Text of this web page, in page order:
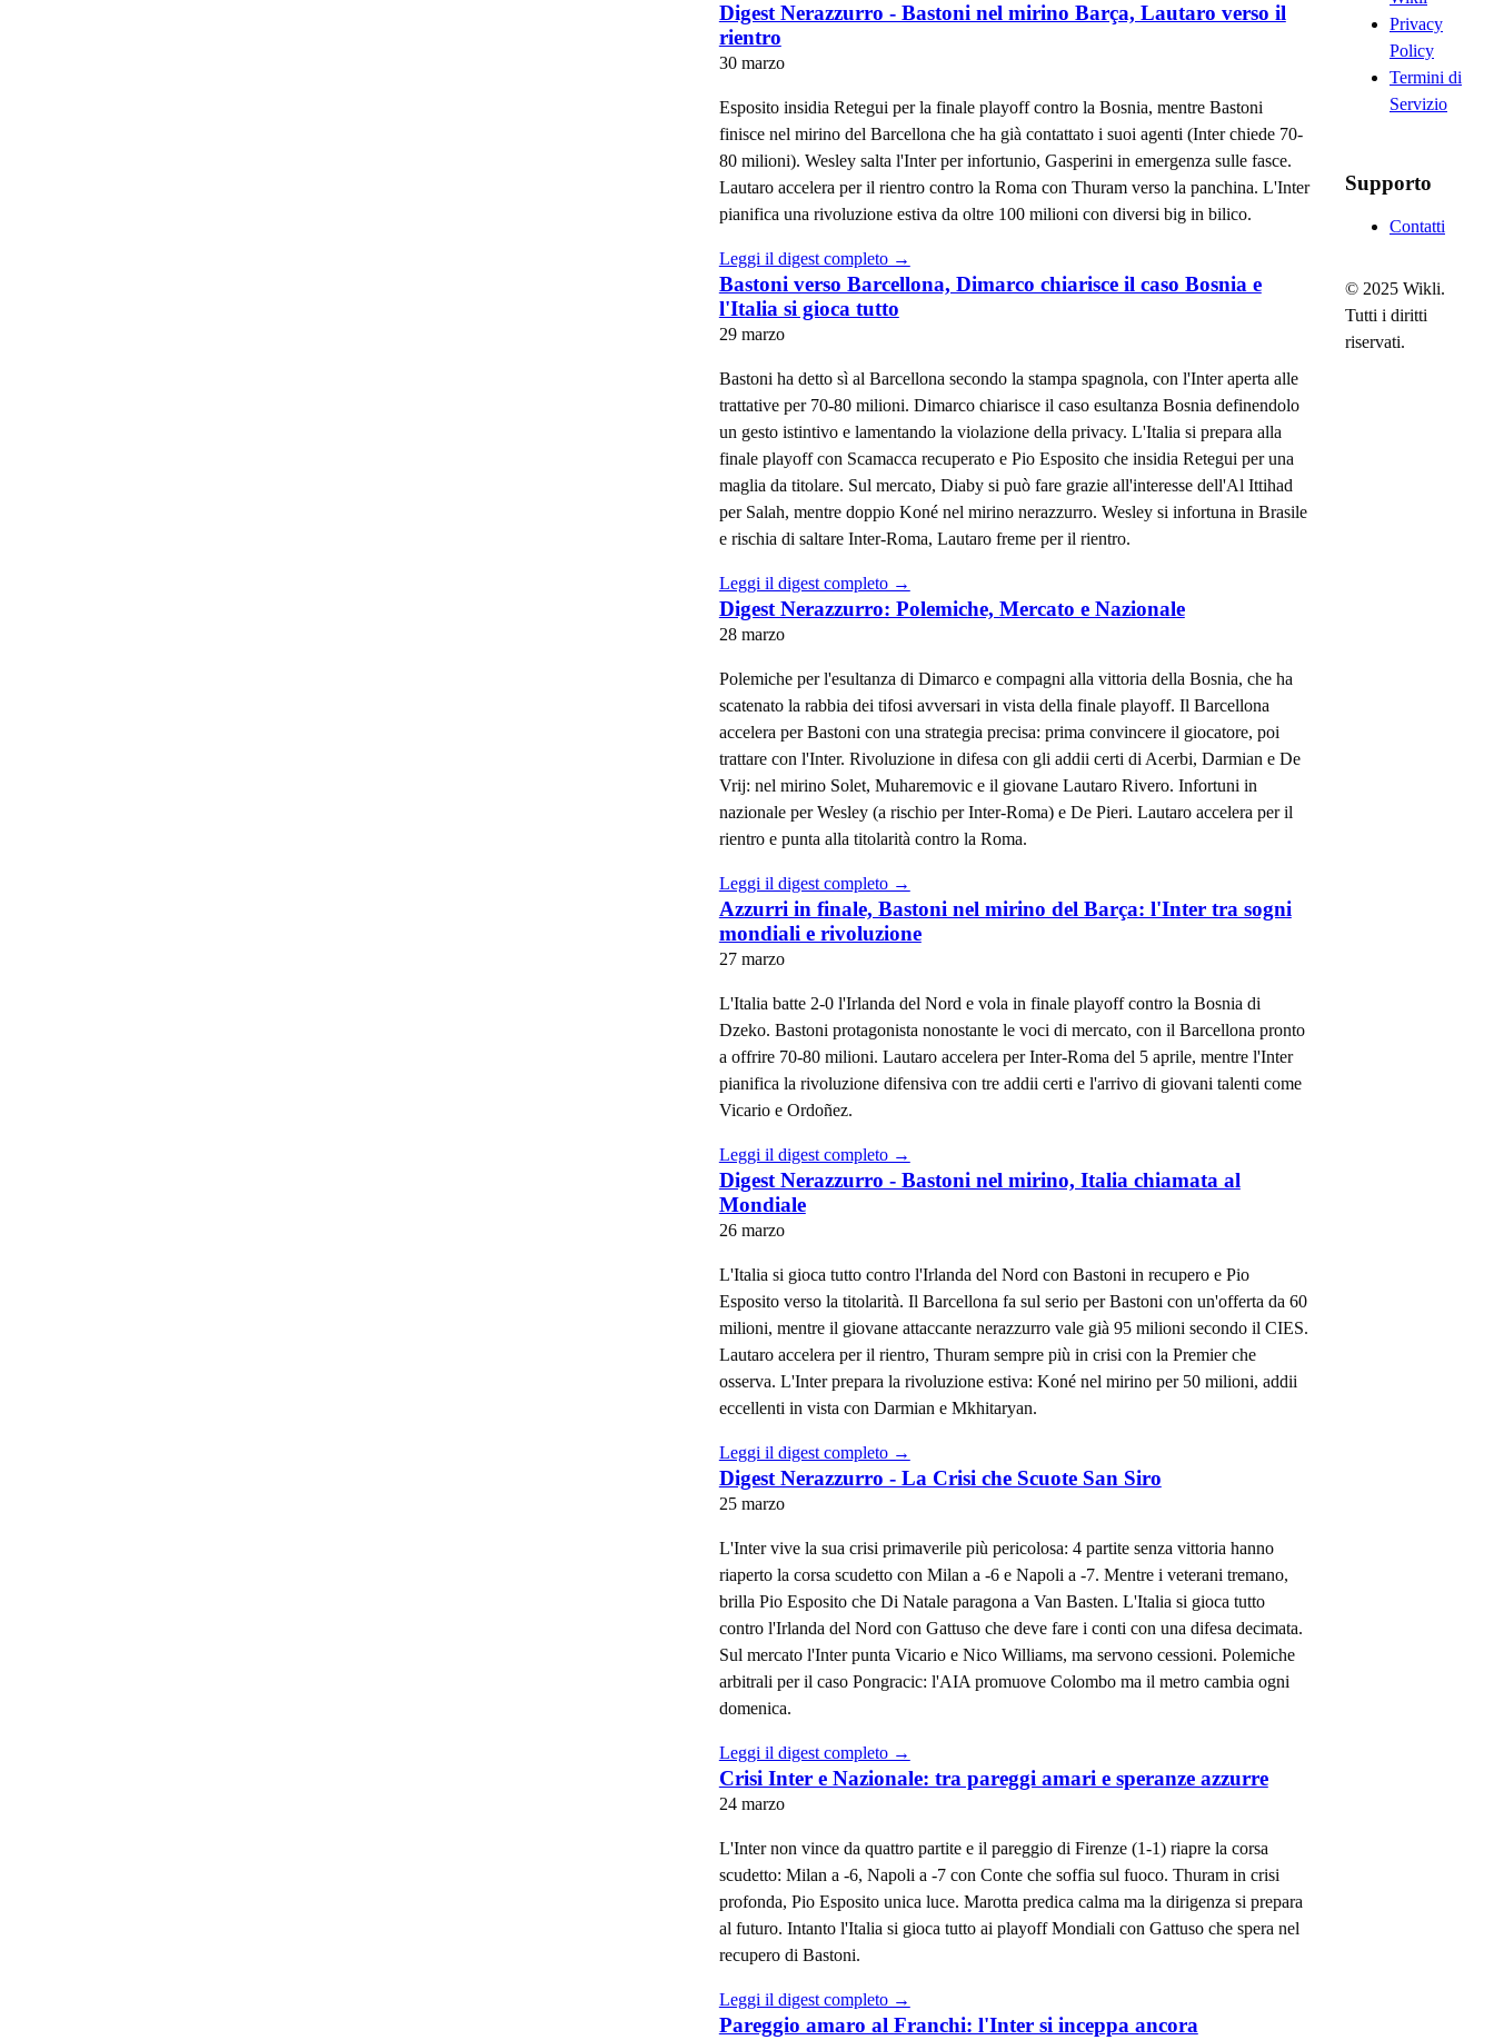
Digest Nerazzurro - Bastoni nel mirino Barça, Lautaro verso il
rientro
30 marzo
Esposito insidia Retegui per la finale playoff contro la Bosnia, mentre Bastoni
finisce nel mirino del Barcellona che ha già contattato i suoi agenti (Inter chiede 70-
80 milioni). Wesley salta l'Inter per infortunio, Gasperini in emergenza sulle fasce.
Lautaro accelera per il rientro contro la Roma con Thuram verso la panchina. L'Inter
pianifica una rivoluzione estiva da oltre 100 milioni con diversi big in bilico.
Leggi il digest completo →
Bastoni verso Barcellona, Dimarco chiarisce il caso Bosnia e
l'Italia si gioca tutto
29 marzo
Bastoni ha detto sì al Barcellona secondo la stampa spagnola, con l'Inter aperta alle
trattative per 70-80 milioni. Dimarco chiarisce il caso esultanza Bosnia definendolo
un gesto istintivo e lamentando la violazione della privacy. L'Italia si prepara alla
finale playoff con Scamacca recuperato e Pio Esposito che insidia Retegui per una
maglia da titolare. Sul mercato, Diaby si può fare grazie all'interesse dell'Al Ittihad
per Salah, mentre doppio Koné nel mirino nerazzurro. Wesley si infortuna in Brasile
e rischia di saltare Inter-Roma, Lautaro freme per il rientro.
Leggi il digest completo →
Digest Nerazzurro: Polemiche, Mercato e Nazionale
28 marzo
Polemiche per l'esultanza di Dimarco e compagni alla vittoria della Bosnia, che ha
scatenato la rabbia dei tifosi avversari in vista della finale playoff. Il Barcellona
accelera per Bastoni con una strategia precisa: prima convincere il giocatore, poi
trattare con l'Inter. Rivoluzione in difesa con gli addii certi di Acerbi, Darmian e De
Vrij: nel mirino Solet, Muharemovic e il giovane Lautaro Rivero. Infortuni in
nazionale per Wesley (a rischio per Inter-Roma) e De Pieri. Lautaro accelera per il
rientro e punta alla titolarità contro la Roma.
Leggi il digest completo →
Azzurri in finale, Bastoni nel mirino del Barça: l'Inter tra sogni
mondiali e rivoluzione
27 marzo
L'Italia batte 2-0 l'Irlanda del Nord e vola in finale playoff contro la Bosnia di
Dzeko. Bastoni protagonista nonostante le voci di mercato, con il Barcellona pronto
a offrire 70-80 milioni. Lautaro accelera per Inter-Roma del 5 aprile, mentre l'Inter
pianifica la rivoluzione difensiva con tre addii certi e l'arrivo di giovani talenti come
Vicario e Ordoñez.
Leggi il digest completo →
Digest Nerazzurro - Bastoni nel mirino, Italia chiamata al
Mondiale
26 marzo
L'Italia si gioca tutto contro l'Irlanda del Nord con Bastoni in recupero e Pio
Esposito verso la titolarità. Il Barcellona fa sul serio per Bastoni con un'offerta da 60
milioni, mentre il giovane attaccante nerazzurro vale già 95 milioni secondo il CIES.
Lautaro accelera per il rientro, Thuram sempre più in crisi con la Premier che
osserva. L'Inter prepara la rivoluzione estiva: Koné nel mirino per 50 milioni, addii
eccellenti in vista con Darmian e Mkhitaryan.
Leggi il digest completo →
Digest Nerazzurro - La Crisi che Scuote San Siro
25 marzo
L'Inter vive la sua crisi primaverile più pericolosa: 4 partite senza vittoria hanno
riaperto la corsa scudetto con Milan a -6 e Napoli a -7. Mentre i veterani tremano,
brilla Pio Esposito che Di Natale paragona a Van Basten. L'Italia si gioca tutto
contro l'Irlanda del Nord con Gattuso che deve fare i conti con una difesa decimata.
Sul mercato l'Inter punta Vicario e Nico Williams, ma servono cessioni. Polemiche
arbitrali per il caso Pongracic: l'AIA promuove Colombo ma il metro cambia ogni
domenica.
Leggi il digest completo →
Crisi Inter e Nazionale: tra pareggi amari e speranze azzurre
24 marzo
L'Inter non vince da quattro partite e il pareggio di Firenze (1-1) riapre la corsa
scudetto: Milan a -6, Napoli a -7 con Conte che soffia sul fuoco. Thuram in crisi
profonda, Pio Esposito unica luce. Marotta predica calma ma la dirigenza si prepara
al futuro. Intanto l'Italia si gioca tutto ai playoff Mondiali con Gattuso che spera nel
recupero di Bastoni.
Leggi il digest completo →
Pareggio amaro al Franchi: l'Inter si inceppa ancora
Privacy
Policy
Termini di
Servizio
Supporto
Contatti
© 2025 Wikli.
Tutti i diritti
riservati.